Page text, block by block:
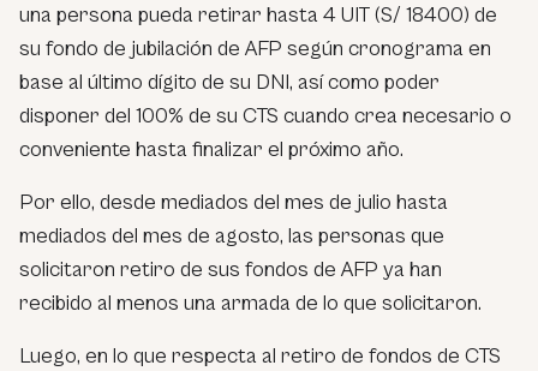
una persona pueda retirar hasta 4 UIT (S/ 18400) de
su fondo de jubilación de AFP según cronograma en
base al último dígito de su DNI, así como poder
disponer del 100% de su CTS cuando crea necesario o
conveniente hasta finalizar el próximo año.
Por ello, desde mediados del mes de julio hasta
mediados del mes de agosto, las personas que
solicitaron retiro de sus fondos de AFP ya han
recibido al menos una armada de lo que solicitaron.
Luego, en lo que respecta al retiro de fondos de CTS